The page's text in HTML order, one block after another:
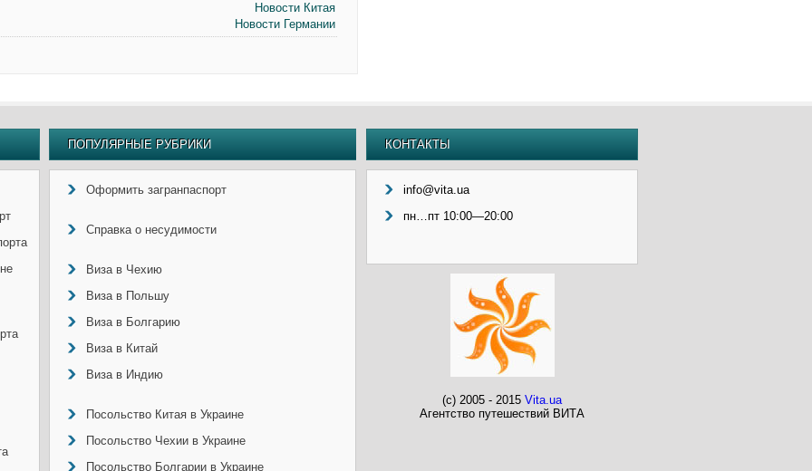
Новости Китая
Новости Германии
ПОПУЛЯРНЫЕ РУБРИКИ
Оформить загранпаспорт
Справка о несудимости
Виза в Чехию
Виза в Польшу
Виза в Болгарию
Виза в Китай
Виза в Индию
Посольство Китая в Украине
Посольство Чехии в Украине
Посольство Болгарии в Украине
КОНТАКТЫ
info@vita.ua
пн…пт 10:00—20:00
(c) 2005 - 2015 Vita.ua
Агентство путешествий ВИТА